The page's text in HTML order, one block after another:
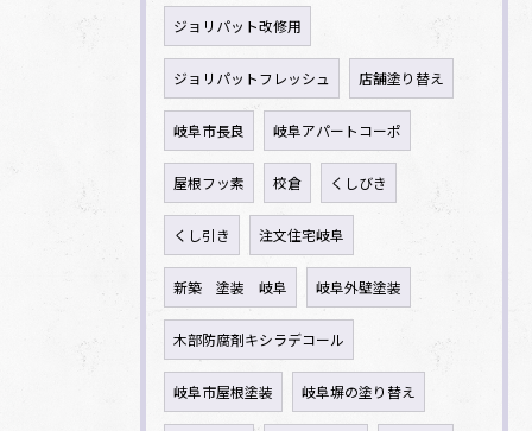
ジョリパット改修用
ジョリパットフレッシュ 店舗塗り替え
岐阜市長良 岐阜アパートコーポ
屋根フッ素 校倉 くしびき
くし引き 注文住宅岐阜
新築 塗装 岐阜 岐阜外壁塗装
木部防腐剤キシラデコール
岐阜市屋根塗装 岐阜塀の塗り替え